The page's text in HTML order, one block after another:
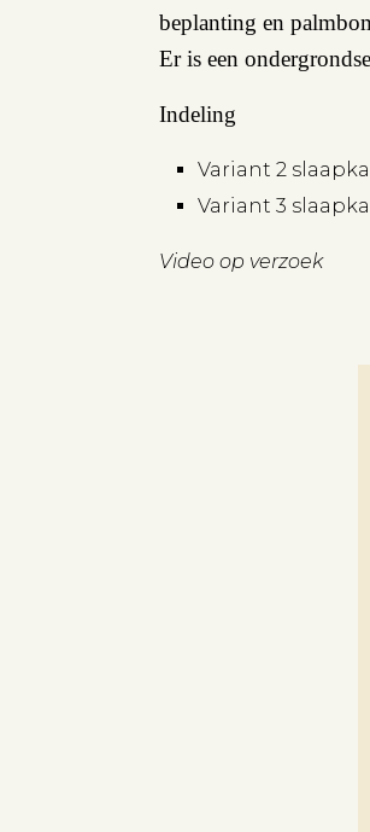
beplanting en
Er is een
Indeling
Variant 2
Variant 3
Video op verzoek